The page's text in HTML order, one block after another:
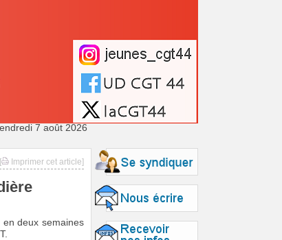
7 août 2026
[ Imprimer cet article]
en deux semaines